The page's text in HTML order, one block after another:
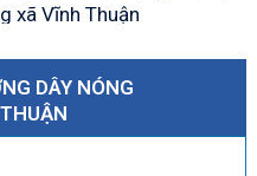
xã Vĩnh Thuận
tình thương, trao quà cho
nhiều nghị quyết quan
năm 2026
DÂY NÓNG